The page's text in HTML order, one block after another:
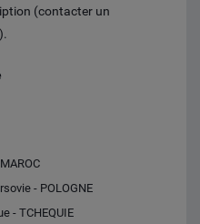
(contacter un
- POLOGNE
- TCHEQUIE